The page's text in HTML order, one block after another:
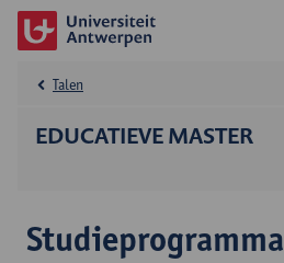
EDUCATIEVE MASTER
Talen
Studieprogramma